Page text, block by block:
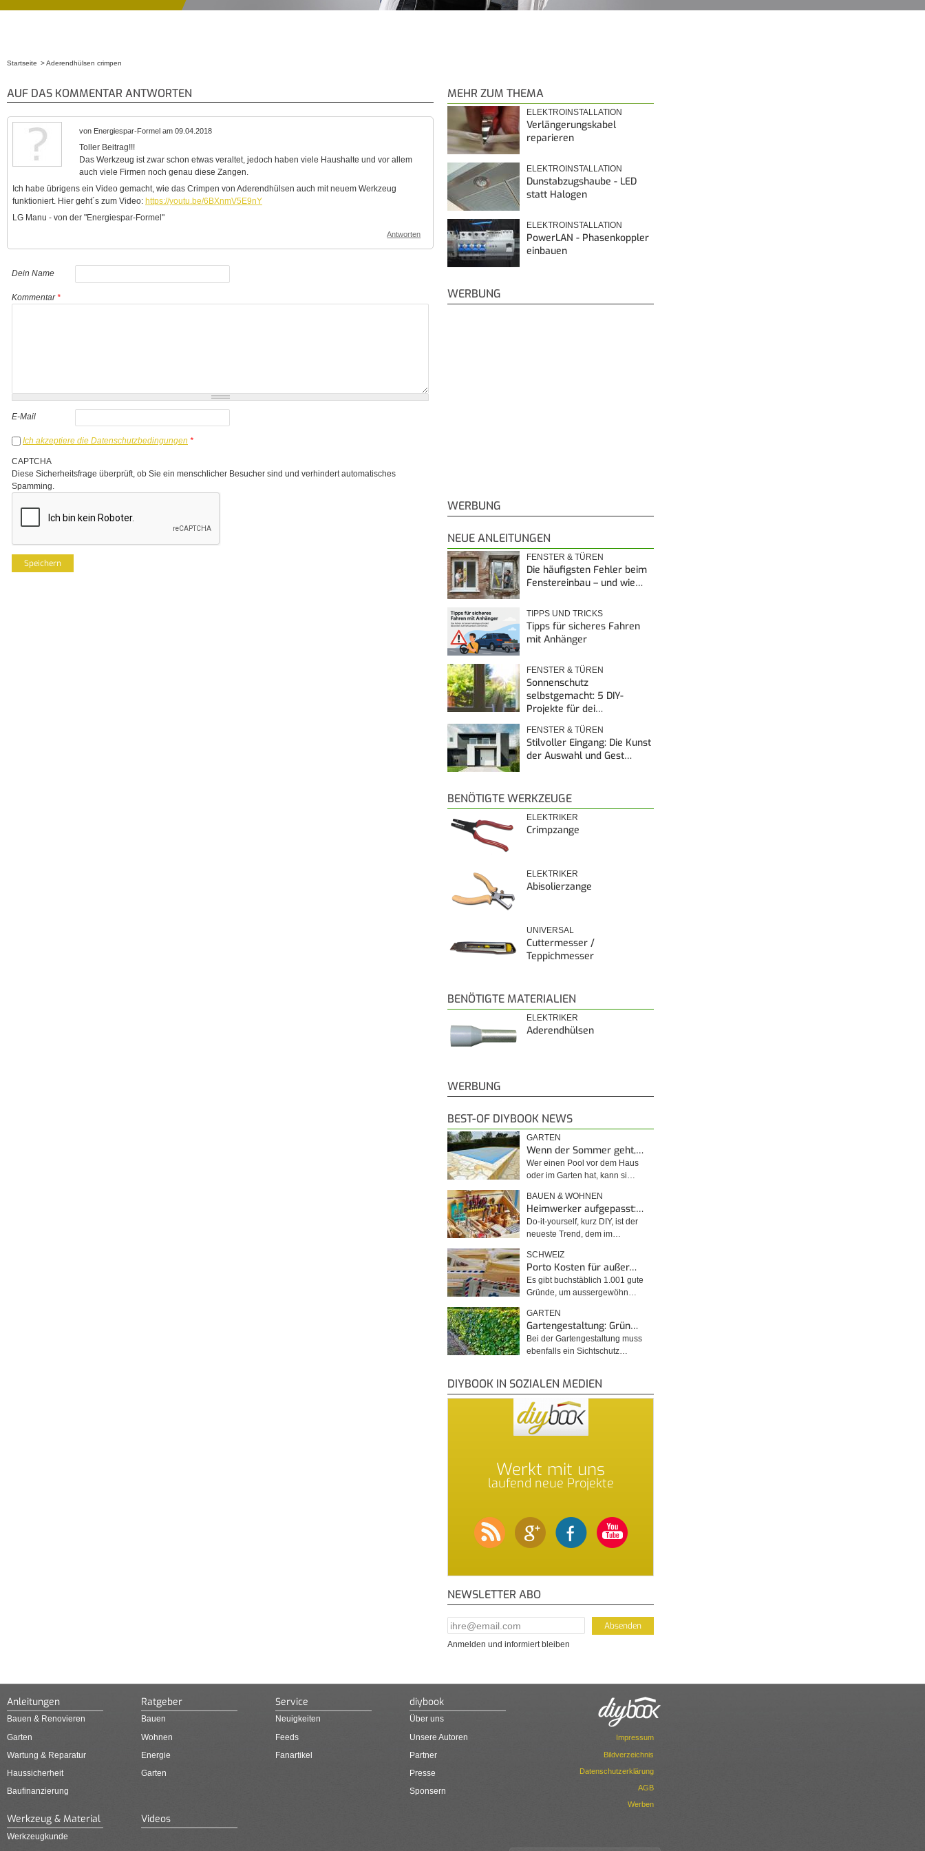
Startseite Aderendhülsen crimpen
AUF DAS KOMMENTAR ANTWORTEN
von Energiespar-Formel am 09.04.2018
Toller Beitrag!!!
Das Werkzeug ist zwar schon etwas veraltet, jedoch haben viele Haushalte und vor allem
auch viele Firmen noch genau diese Zangen.
Ich habe übrigens ein Video gemacht, wie das Crimpen von Aderendhülsen auch mit neuem Werkzeug
funktioniert. Hier geht´s zum Video: https://youtu.be/6BXnmV5E9nY
LG Manu - von der "Energiespar-Formel"
Antworten
Dein Name
Kommentar*
E-Mail
Ich akzeptiere die Datenschutzbedingungen *
CAPTCHA
Diese Sicherheitsfrage überprüft, ob Sie ein menschlicher Besucher sind und verhindert automatisches
Spamming.
MEHR ZUM THEMA
ELEKTROINSTALLATION
Verlängerungskabel
reparieren
ELEKTROINSTALLATION
Dunstabzugshaube - LED
statt Halogen
ELEKTROINSTALLATION
PowerLAN - Phasenkoppler
einbauen
WERBUNG
WERBUNG
NEUE ANLEITUNGEN
FENSTER & TÜREN
Die häufigsten Fehler beim
Fenstereinbau – und wie…
TIPPS UND TRICKS
Tipps für sicheres Fahren
mit Anhänger
FENSTER & TÜREN
Sonnenschutz
selbstgemacht: 5 DIY-
Projekte für dei…
FENSTER & TÜREN
Stilvoller Eingang: Die Kunst
der Auswahl und Gest…
BENÖTIGTE WERKZEUGE
ELEKTRIKER
Crimpzange
ELEKTRIKER
Abisolierzange
UNIVERSAL
Cuttermesser /
Teppichmesser
BENÖTIGTE MATERIALIEN
ELEKTRIKER
Aderendhülsen
WERBUNG
BEST-OF DIYBOOK NEWS
GARTEN
Wenn der Sommer geht,…
Wer einen Pool vor dem Haus
oder im Garten hat, kann si…
BAUEN & WOHNEN
Heimwerker aufgepasst:…
Do-it-yourself, kurz DIY, ist der
neueste Trend, dem im…
SCHWEIZ
Porto Kosten für außer…
Es gibt buchstäblich 1.001 gute
Gründe, um aussergewöhn…
GARTEN
Gartengestaltung: Grün…
Bei der Gartengestaltung muss
ebenfalls ein Sichtschutz…
DIYBOOK IN SOZIALEN MEDIEN
Werkt mit uns
laufend neue Projekte
NEWSLETTER ABO
E-Mail Addresse*
Anmelden und informiert bleiben
Anleitungen
Bauen & Renovieren
Garten
Wartung & Reparatur
Haussicherheit
Baufinanzierung
Ratgeber
Bauen
Wohnen
Energie
Garten
Service
Neuigkeiten
Feeds
Fanartikel
diybook
Über uns
Unsere Autoren
Partner
Presse
Sponsern
Werkzeug & Material
Werkzeugkunde
Videos
Impressum
Bildverzeichnis
Datenschutzerklärung
AGB
Werben